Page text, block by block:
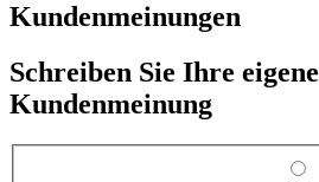
Kundenmeinungen
Schreiben Sie Ihre eigene
Kundenmeinung